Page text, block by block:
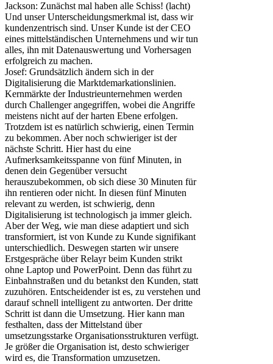
Jackson: Zunächst mal haben alle Schiss! (lacht)
Und unser Unterscheidungsmerkmal ist, dass wir
kundenzentrisch sind. Unser Kunde ist der CEO
eines mittelständischen Unternehmens und wir tun
alles, ihn mit Datenauswertung und Vorhersagen
erfolgreich zu machen.
Josef: Grundsätzlich ändern sich in der
Digitalisierung die Marktdemarkationslinien.
Kernmärkte der Industrieunternehmen werden
durch Challenger angegriffen, wobei die Angriffe
meistens nicht auf der harten Ebene erfolgen.
Trotzdem ist es natürlich schwierig, einen Termin
zu bekommen. Aber noch schwieriger ist der
nächste Schritt. Hier hast du eine
Aufmerksamkeitsspanne von fünf Minuten, in
denen dein Gegenüber versucht
herauszubekommen, ob sich diese 30 Minuten für
ihn rentieren oder nicht. In diesen fünf Minuten
relevant zu werden, ist schwierig, denn
Digitalisierung ist technologisch ja immer gleich.
Aber der Weg, wie man diese adaptiert und sich
transformiert, ist von Kunde zu Kunde signifikant
unterschiedlich. Deswegen starten wir unsere
Erstgespräche über Relayr beim Kunden strikt
ohne Laptop und PowerPoint. Denn das führt zu
Einbahnstraßen und du betankst den Kunden, statt
zuzuhören. Entscheidender ist es, zu verstehen und
darauf schnell intelligent zu antworten. Der dritte
Schritt ist dann die Umsetzung. Hier kann man
festhalten, dass der Mittelstand über
umsetzungsstarke Organisationsstrukturen verfügt.
Je größer die Organisation ist, desto schwieriger
wird es, die Transformation umzusetzen.